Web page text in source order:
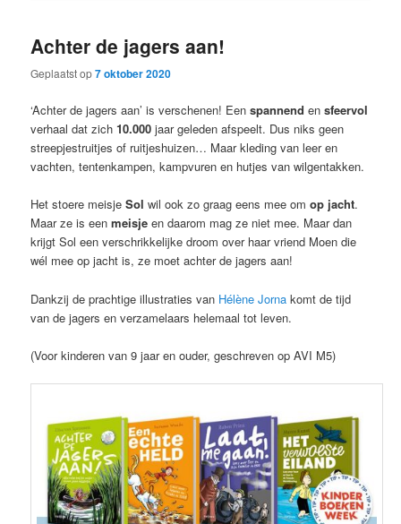
Achter de jagers aan!
Geplaatst op7 oktober 2020
‘Achter de jagers aan’ is verschenen! Een spannend en sfeervol
verhaal dat zich10.000 jaar geleden afspeelt. Dus niks geen
streepjestruitjes of ruitjeshuizen… Maar kleding van leer en
vachten, tentenkampen, kampvuren en hutjes van wilgentakken.
Het stoere meisje Sol wil ook zo graag eens mee omop jacht.
Maar ze is eenmeisje en daarom mag ze niet mee. Maar dan
krijgt Sol een verschrikkelijke droom over haar vriend Moen die
wél mee op jacht is, ze moet achter de jagers aan!
Dankzij de prachtige illustraties van Hélène Jorna komt de tijd
van de jagers en verzamelaars helemaal tot leven.
(Voor kinderen van 9 jaar en ouder, geschreven op AVI M5)